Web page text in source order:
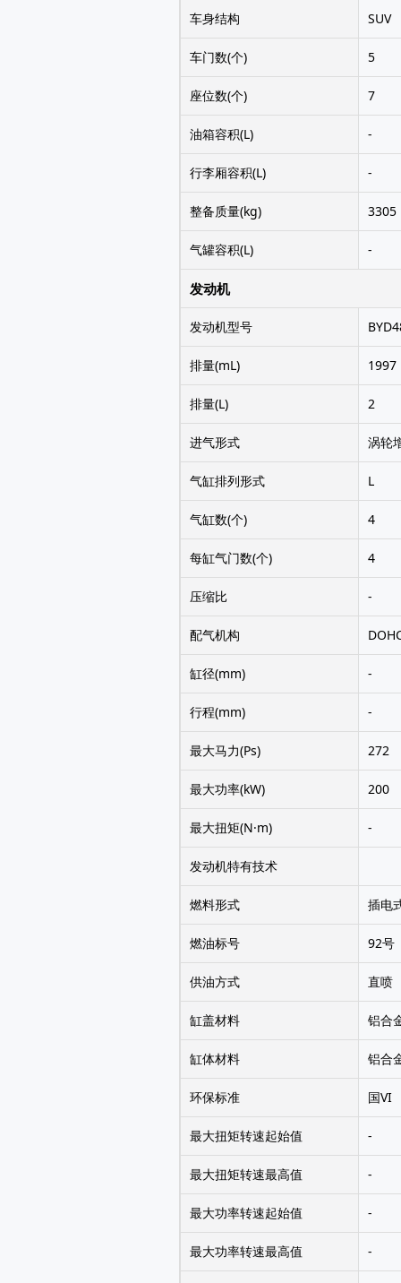
车身结构 SUV
车门数(个) 5
座位数(个) 7
油箱容积(L) -
行李厢容积(L) -
整备质量(kg) 3305
气罐容积(L) -
发动机
发动机型号
排量(mL) 1997
排量(L) 2
进气形式 涡轮
气缸排列形式 L
气缸数(个) 4
每缸气门数(个) 4
压缩比 -
配气机构
缸径(mm) -
行程(mm) -
最大马力(Ps) 272
最大功率(kW) 200
最大扭矩(N·m) -
发动机特有技术
燃料形式 插电
燃油标号 92号
供油方式 直喷
缸盖材料 铝合
缸体材料 铝合
环保标准 国VI
最大扭矩转速起始值 -
最大扭矩转速最高值 -
最大功率转速起始值 -
最大功率转速最高值 -